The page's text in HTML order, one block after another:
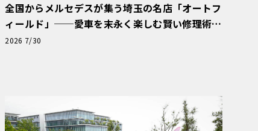
全国からメルセデスが集う埼玉の名店「オートフ
ィールド」──愛車を末永く楽しむ賢い修理術
と、プロがフックス製オイルを選ぶ理由〈PR〉
2026 7/30